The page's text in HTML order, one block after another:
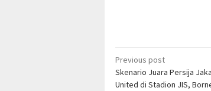
Post
navigation
Previous post
Skenario Juara Persija
United di Stadion JIS,